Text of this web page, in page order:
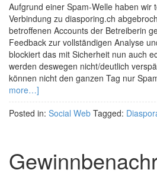
Aufgrund einer Spam-Welle haben wir
Verbindung zu diasporing.ch
betroffenen Accounts der Betreiberin
Feedback zur vollständigen Analyse
blockiert das mit Sicherheit nun auch
werden deswegen nicht/deutlich
können nicht den ganzen Tag nur
more…]
Posted in: Social Web Tagged: